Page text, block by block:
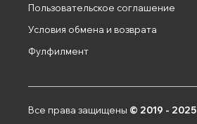
Пользовательское соглашение
Условия обмена и возврата
Фулфилмент
Все права защищены © 2019 - 2025